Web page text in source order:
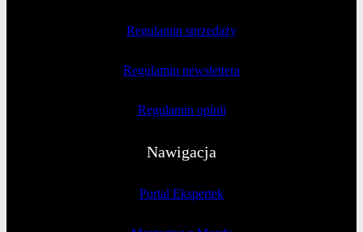
Regulamin sprzedaży
Regulamin newslettera
Regulamin opinii
Nawigacja
Portal Ekspertek